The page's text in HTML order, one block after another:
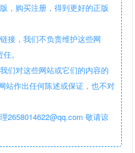
，购买注册，得到更好的正版
接，我们不负责维护这些网
。
们对这些网站或它们的内容的
站作出任何陈述或保证，也不对
2658014622@qq.com 敬请谅